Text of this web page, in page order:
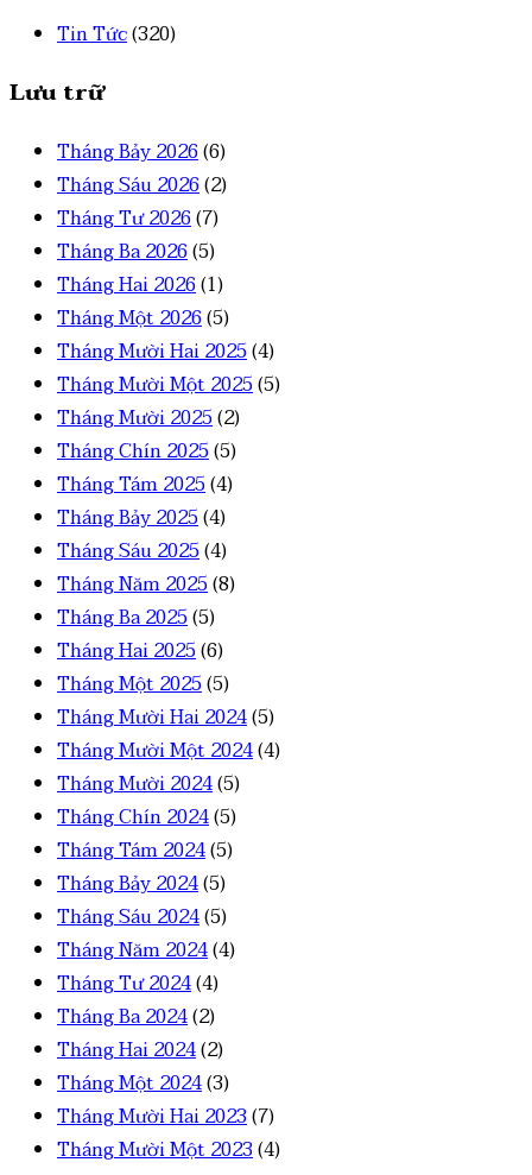
Tin Tức(320)
Lưu trữ
Tháng Bảy 2026(6)
Tháng Sáu 2026(2)
Tháng Tư 2026(7)
Tháng Ba 2026(5)
Tháng Hai 2026(1)
Tháng Một 2026(5)
Tháng Mười Hai 2025(4)
Tháng Mười Một 2025(5)
Tháng Mười 2025(2)
Tháng Chín 2025(5)
Tháng Tám 2025(4)
Tháng Bảy 2025(4)
Tháng Sáu 2025(4)
Tháng Năm 2025(8)
Tháng Ba 2025(5)
Tháng Hai 2025(6)
Tháng Một 2025(5)
Tháng Mười Hai 2024(5)
Tháng Mười Một 2024(4)
Tháng Mười 2024(5)
Tháng Chín 2024(5)
Tháng Tám 2024(5)
Tháng Bảy 2024(5)
Tháng Sáu 2024(5)
Tháng Năm 2024(4)
Tháng Tư 2024(4)
Tháng Ba 2024(2)
Tháng Hai 2024(2)
Tháng Một 2024(3)
Tháng Mười Hai 2023(7)
Tháng Mười Một 2023(4)